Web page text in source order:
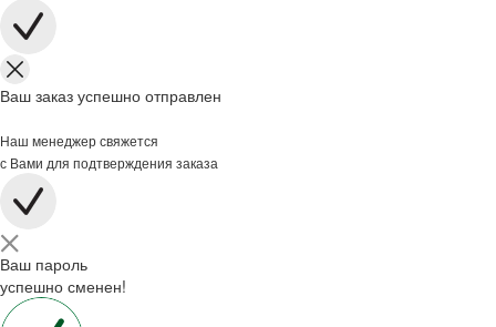
Ваш заказ успешно отправлен
Наш менеджер свяжется
с Вами для подтверждения заказа
Ваш пароль
успешно сменен!